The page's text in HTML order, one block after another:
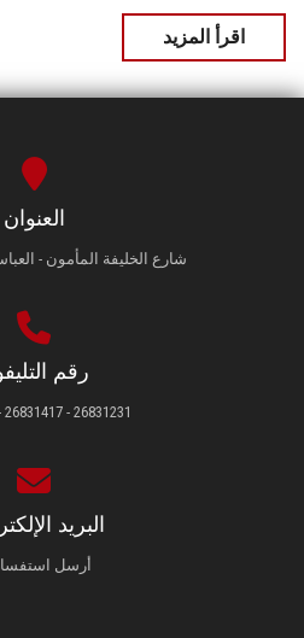
اقرأ المزيد
العنوان
شارع الخليفة المأمون -
رقم
26831231 - 26831417 - 26831474
البريد
أرسل